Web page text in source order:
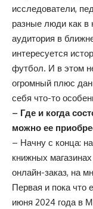
исследователи,
разные люди как в
аудитория в
интересуется
футбол. И в этом
огромный плюс
себя что-то
– Где и когда
можно ее
– Начну с конца:
книжных
онлайн-заказ, на
Первая и пока что
июня 2024 года в